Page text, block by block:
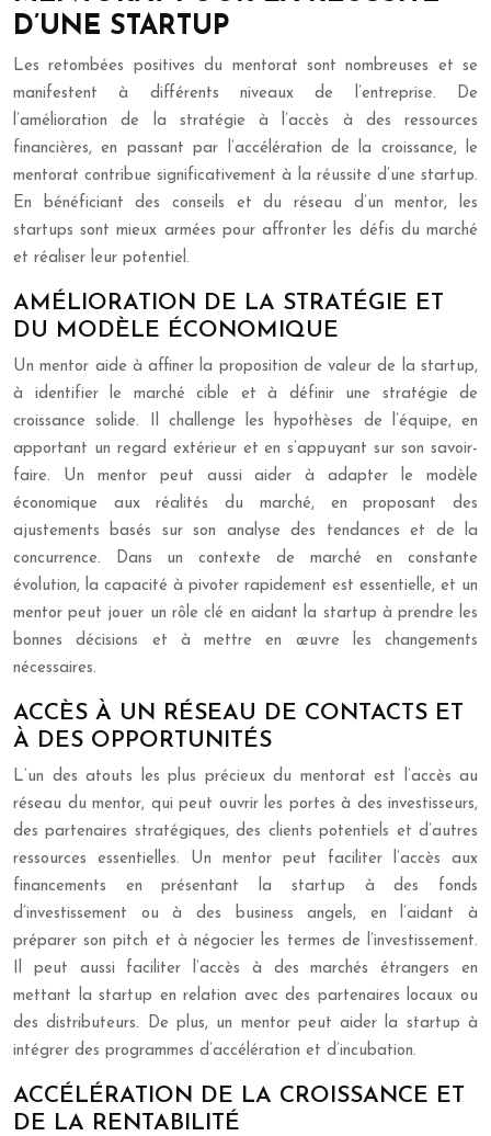
D’UNE STARTUP
Les retombées positives du mentorat sont nombreuses et se
manifestent à différents niveaux de l’entreprise. De
l’amélioration de la stratégie à l’accès à des ressources
financières, en passant par l’accélération de la croissance, le
mentorat contribue significativement à la réussite d’une startup.
En bénéficiant des conseils et du réseau d’un mentor, les
startups sont mieux armées pour affronter les défis du marché
et réaliser leur potentiel.
AMÉLIORATION DE LA STRATÉGIE ET
DU MODÈLE ÉCONOMIQUE
Un mentor aide à affiner la proposition de valeur de la startup,
à identifier le marché cible et à définir une stratégie de
croissance solide. Il challenge les hypothèses de l’équipe, en
apportant un regard extérieur et en s’appuyant sur son savoir-
faire. Un mentor peut aussi aider à adapter le modèle
économique aux réalités du marché, en proposant des
ajustements basés sur son analyse des tendances et de la
concurrence. Dans un contexte de marché en constante
évolution, la capacité à pivoter rapidement est essentielle, et un
mentor peut jouer un rôle clé en aidant la startup à prendre les
bonnes décisions et à mettre en œuvre les changements
nécessaires.
ACCÈS À UN RÉSEAU DE CONTACTS ET
À DES OPPORTUNITÉS
L’un des atouts les plus précieux du mentorat est l’accès au
réseau du mentor, qui peut ouvrir les portes à des investisseurs,
des partenaires stratégiques, des clients potentiels et d’autres
ressources essentielles. Un mentor peut faciliter l’accès aux
financements en présentant la startup à des fonds
d’investissement ou à des business angels, en l’aidant à
préparer son pitch et à négocier les termes de l’investissement.
Il peut aussi faciliter l’accès à des marchés étrangers en
mettant la startup en relation avec des partenaires locaux ou
des distributeurs. De plus, un mentor peut aider la startup à
intégrer des programmes d’accélération et d’incubation.
ACCÉLÉRATION DE LA CROISSANCE ET
DE LA RENTABILITÉ